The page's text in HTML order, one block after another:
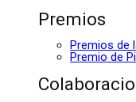
Premios
Premios de
Premio de